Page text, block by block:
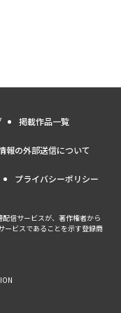
掲載作品一覧
報の外部送信について
プライバシーポリシー
信サービスが、著作権者から
ービスであることを示す登録商